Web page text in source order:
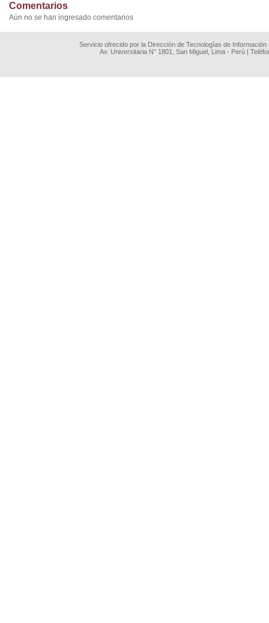
Comentarios
Aún no se han ingresado comentarios
Servicio ofrecido por la Dirección de Tecnologías de
Av. Universitaria N° 1801, San Miguel, Lima - Perú |